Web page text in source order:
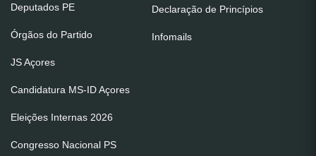
Deputados PE
Órgãos do Partido
JS Açores
Candidatura MS-ID Açores
Eleições Internas 2026
Congresso Nacional PS
Declaração de Princípios
Infomails